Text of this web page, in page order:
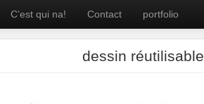
C’est qui na! Contact portfolio
dessin réutilisable